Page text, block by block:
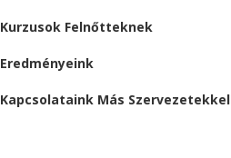
Kurzusok Felnőtteknek
Eredményeink
Kapcsolataink Más Szervezetekkel